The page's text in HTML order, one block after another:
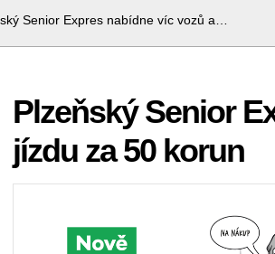
Senior Expres nabídne víc vozů a…
Plzeňský Senior
jízdu za 50 korun